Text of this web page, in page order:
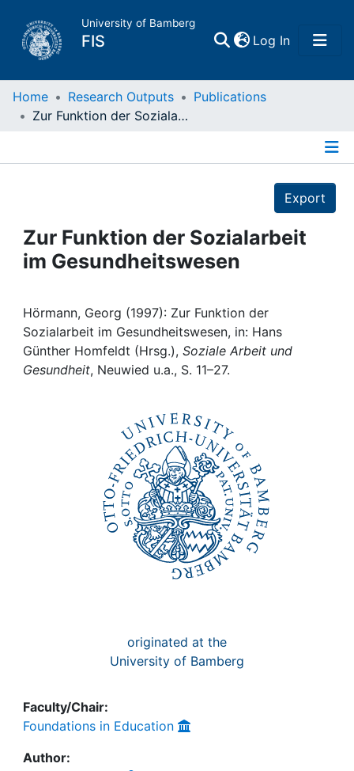
University of Bamberg
FIS Log In(current)
Home
Projects
People
Institutions
Awards
Home Research Outputs
Publications
Zur Funktion der Sozialarbeit im Gesundheitswesen
Export
Zur Funktion der Sozialarbeit
im Gesundheitswesen
Hörmann, Georg (1997): Zur Funktion der
Sozialarbeit im Gesundheitswesen, in: Hans
Günther Homfeldt (Hrsg.), Soziale Arbeit und
Gesundheit, Neuwied u.a., S. 11–27.
originated at the
University of Bamberg
Faculty/Chair:
Foundations in Education
Author: